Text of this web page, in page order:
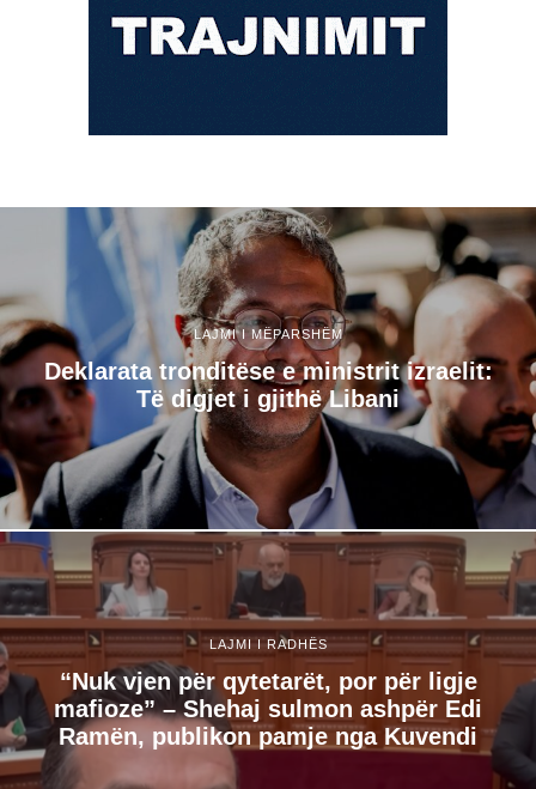
LAJMI I MËPARSHËM
Deklarata tronditëse e ministrit izraelit:
Të digjet i gjithë Libani
LAJMI I RADHËS
“Nuk vjen për qytetarët, por për ligje
mafioze” – Shehaj sulmon ashpër Edi
Ramën, publikon pamje nga Kuvendi